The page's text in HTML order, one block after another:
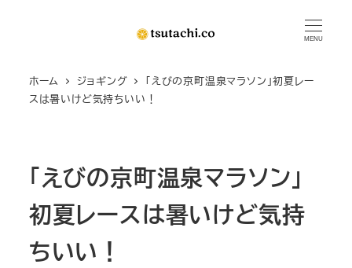
MENU
ホーム ジョギング
「えびの京町温泉マラソン」初夏レー
スは暑いけど気持ちいい！
「えびの京町温泉マラソン」
初夏レースは暑いけど気持
ちいい！